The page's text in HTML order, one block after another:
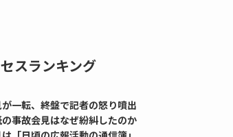
スランキング
一転、終盤で記者の怒り噴出
の事故会見はなぜ紛糾したのか